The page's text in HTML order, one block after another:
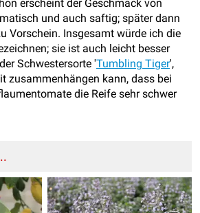
erscheint der Geschmack von
und auch saftig; später dann
Vorschein. Insgesamt würde ich die
sie ist auch leicht besser
Schwestersorte 'Tumbling Tiger',
zusammenhängen kann, dass bei
die Reife sehr schwer